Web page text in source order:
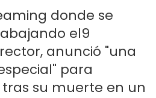
donde se
el9
anunció "una
para
su muerte en un